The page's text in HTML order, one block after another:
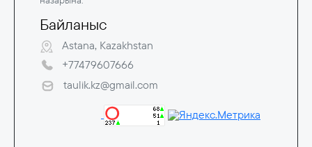
Байланыс
Astana, Kazakhstan
+77479607666
taulik.kz@gmail.com